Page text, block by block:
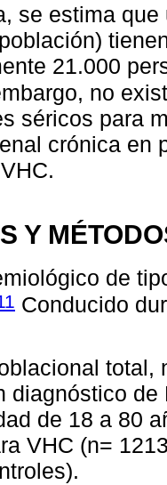
se estima
21.000
no
séricos para
crónica en
Y
de
Conducido
total,
diagnóstico
de 18 a 80
VHC (n=